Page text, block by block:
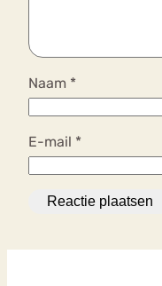
Naam *
E-mail *